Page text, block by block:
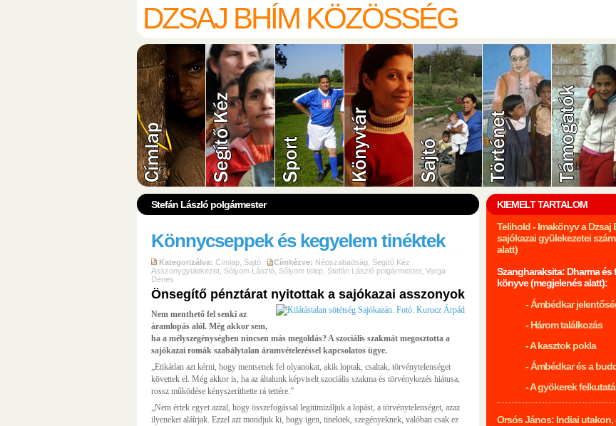
DZSAJ BHÍM KÖZÖSSÉG
Stefán László polgármester
Könnycseppek és kegyelem tinéktek
Kategorizálva: Címlap Sajtó Címkézve: Népszabadság Segítő Kéz
Asszonygyülekezet Sólyom László Sólyom telep Stefán László polgármester, Varga
Dénes
Önsegítő pénztárat nyitottak a sajókazai asszonyok
Nem menthető fel senki az
áramlopás alól. Még akkor sem,
ha a mélyszegénységben nincsen más megoldás? A szociális szakmát megosztotta a
sajókazai romák szabálytalan áramvételezéssel kapcsolatos ügye.
„Etikátlan azt kérni, hogy mentsenek fel olyanokat, akik loptak, csaltak, törvénytelenséget
követtek el. Még akkor is, ha az általunk képviselt szociális szakma és törvénykezés hiátusa,
rossz működése kényszeríthette rá tettére.”
„Nem értek egyet azzal, hogy összefogással legitimizáljuk a lopást, a törvénytelenséget, azaz
ilyeneket aláírjak. Ezzel azt mondjuk ki, hogy igen, tinektek, szegényeknek, valóban csak ez
KIEMELT TARTALOM
Telihold - Imakönyv a Dzsaj
sajókazai gyülekezetei
alatt)
Szangharaksita: Dharma és
könyve (megjelenés alatt):
- Ámbédkar
- Három találkozás
- A kasztok pokla
- Ámbédkar és a
- A gyökerek
Orsós János: Indiai